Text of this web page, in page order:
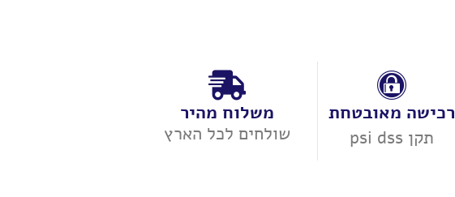
רכישה מאובטחת
תקן psi dss
משלוח מהיר
שולחים לכל הארץ